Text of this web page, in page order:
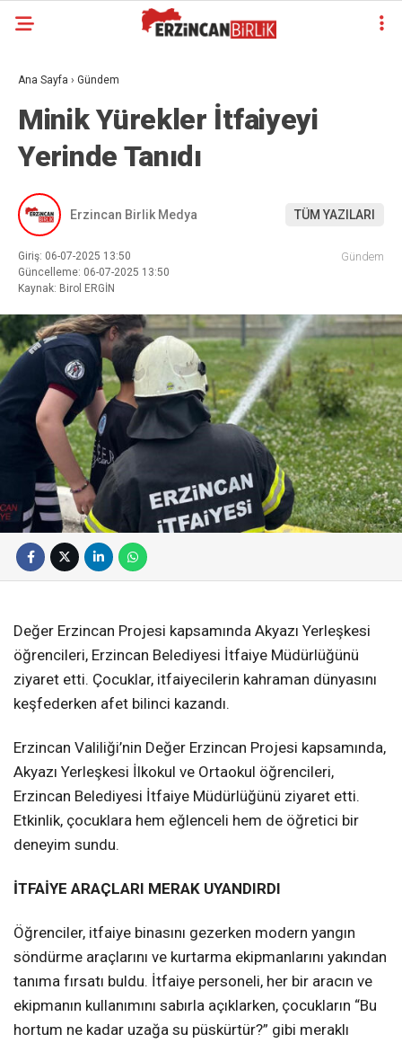
Ana Sayfa › Gündem
Minik Yürekler İtfaiyeyi
Yerinde Tanıdı
Erzincan Birlik Medya TÜM YAZILARI
Giriş: 06-07-2025 13:50
Güncelleme: 06-07-2025 13:50
Kaynak: Birol ERGİN
Gündem
Değer Erzincan Projesi kapsamında Akyazı Yerleşkesi
öğrencileri, Erzincan Belediyesi İtfaiye Müdürlüğünü
ziyaret etti. Çocuklar, itfaiyecilerin kahraman dünyasını
keşfederken afet bilinci kazandı.
Erzincan Valiliği’nin Değer Erzincan Projesi kapsamında,
Akyazı Yerleşkesi İlkokul ve Ortaokul öğrencileri,
Erzincan Belediyesi İtfaiye Müdürlüğünü ziyaret etti.
Etkinlik, çocuklara hem eğlenceli hem de öğretici bir
deneyim sundu.
İTFAİYE ARAÇLARI MERAK UYANDIRDI
Öğrenciler, itfaiye binasını gezerken modern yangın
söndürme araçlarını ve kurtarma ekipmanlarını yakından
tanıma fırsatı buldu. İtfaiye personeli, her bir aracın ve
ekipmanın kullanımını sabırla açıklarken, çocukların “Bu
hortum ne kadar uzağa su püskürtür?” gibi meraklı